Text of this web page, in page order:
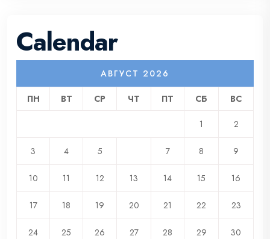
Calendar
АВГУСТ 2026
ПН ВТ СР ЧТ ПТ СБ ВС
1 2
3 4 5 7 8 9
10 11 12 13 14 15 16
17 18 19 20 21 22 23
24 25 26 27 28 29 30